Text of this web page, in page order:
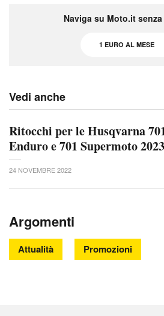
Naviga su Moto.it
1 EURO AL MESE
Vedi anche
Ritocchi per le Husqvarna
Enduro e 701 Supermoto 2023
24 NOVEMBRE 2022
Argomenti
Attualità Promozioni